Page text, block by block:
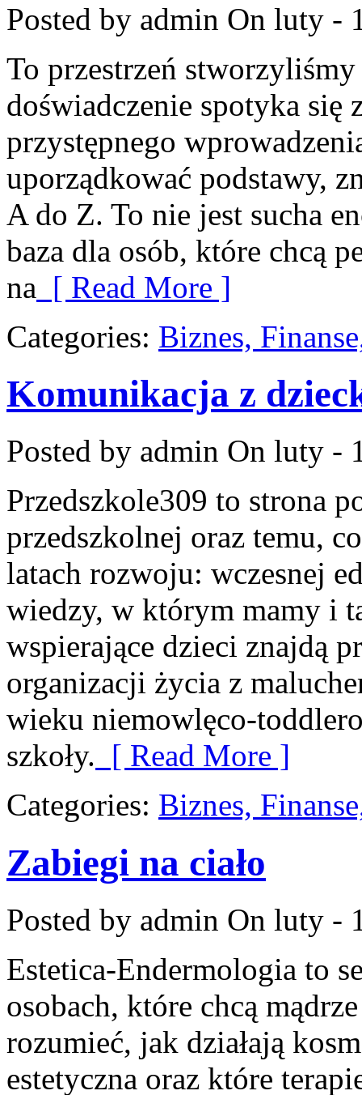
Posted by admin On luty -
To przestrzeń
doświadczenie spotyka się
przystępnego
uporządkować podstawy,
A do Z. To nie jest sucha
baza dla osób, które chcą
na [ Read More ]
Categories: Biznes,
Komunikacja z
Posted by admin On luty -
Przedszkole309 to strona
przedszkolnej oraz temu,
latach rozwoju: wczesnej
wiedzy, w którym mamy i
wspierające dzieci znajdą
organizacji życia z
wieku niemowlęco-
szkoły. [ Read More ]
Categories: Biznes,
Zabiegi na ciało
Posted by admin On luty -
Estetica-Endermologia to
osobach, które chcą
rozumieć, jak działają
estetyczna oraz które